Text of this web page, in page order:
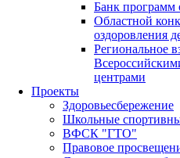
Банк программ
Областной
оздоровления
Региональное
центрами
Проекты
Здоровьесбережение
Школьные
ВФСК "ГТО"
Правовое